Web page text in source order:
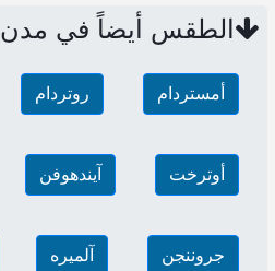
الطقس أيضاً في مدن
أمستردام روتردام
أوترخت آيندهوفن
جروننجن آلميره